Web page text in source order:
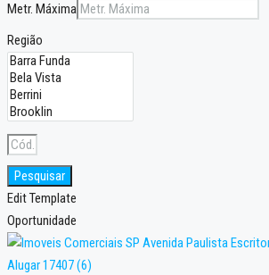
Metr. Máxima
Região
Pesquisar
Edit Template
Oportunidade